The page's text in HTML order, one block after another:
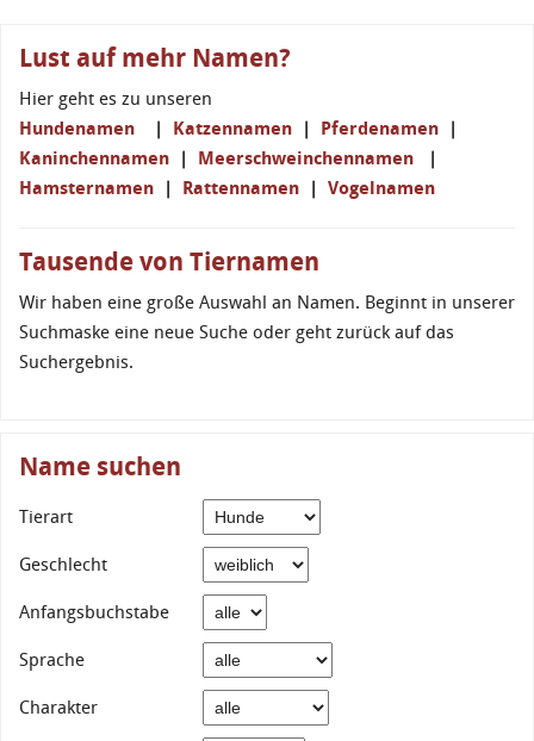
Lust auf mehr Namen?
Hier geht es zu unseren
Hundenamen | Katzennamen | Pferdenamen |
Kaninchennamen | Meerschweinchennamen |
Hamsternamen | Rattennamen | Vogelnamen
Tausende von Tiernamen
Wir haben eine große Auswahl an Namen. Beginnt in unserer
Suchmaske eine neue Suche oder geht zurück auf das
Suchergebnis.
Name suchen
Tierart
Geschlecht
Anfangsbuchstabe
Sprache
Charakter